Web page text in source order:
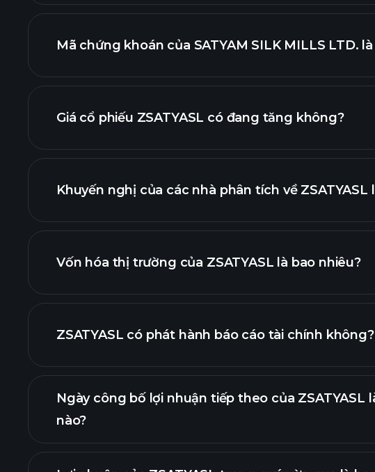
nâng cao
Mã chứng khoán của SATYAM SILK MILLS LTD.
Giá cổ phiếu ZSATYASL có đang tăng không?
Khuyến nghị của các nhà phân tích về ZSATYASL
Vốn hóa thị trường của ZSATYASL là bao nhiêu?
danh sách cổ phiếu của chúng tôi
ZSATYASL có phát hành báo cáo tài chính không?
tài chính của ZSATYASL
Ngày công bố lợi nhuận tiếp theo của ZSATYASL
nào?